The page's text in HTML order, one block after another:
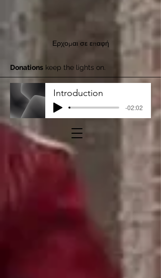
Ερχομαι σε επαφή
Donations keep the lights on.
Introduction
-02:02